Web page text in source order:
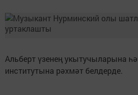
Альберт үзенең укытучыларына
институтына рәхмәт белдерде.